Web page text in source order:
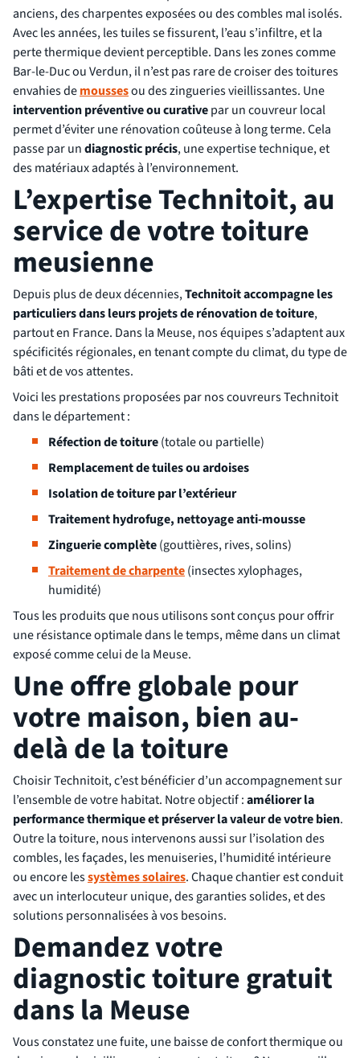
anciens, des charpentes exposées ou des combles mal isolés.
Avec les années, les tuiles se fissurent, l’eau s’infiltre, et la
perte thermique devient perceptible. Dans les zones comme
Bar-le-Duc ou Verdun, il n’est pas rare de croiser des toitures
envahies demoussesou des zingueries vieillissantes. Une
intervention préventive ou curativepar un couvreur local
permet d’éviter une rénovation coûteuse à long terme. Cela
passe par undiagnostic précis, une expertise technique, et
des matériaux adaptés à l’environnement.
L’expertise Technitoit, au
service de votre toiture
meusienne
Depuis plus de deux décennies,Technitoit accompagne les
particuliers dans leurs projets de rénovation de toiture,
partout en France. Dans la Meuse, nos équipes s’adaptent aux
spécificités régionales, en tenant compte du climat, du type de
bâti et de vos attentes.
Voici les prestations proposées par nos couvreurs Technitoit
dans le département :
Réfection de toiture(totale ou partielle)
Remplacement de tuiles ou ardoises
Isolation de toiture par l’extérieur
Traitement hydrofuge, nettoyage anti-mousse
Zinguerie complète(gouttières, rives, solins)
Traitement de charpente(insectes xylophages,
humidité)
Tous les produits que nous utilisons sont conçus pour offrir
une résistance optimale dans le temps, même dans un climat
exposé comme celui de la Meuse.
Une offre globale pour
votre maison, bien au-
delà de la toiture
Choisir Technitoit, c’est bénéficier d’un accompagnement sur
l’ensemble de votre habitat. Notre objectif :améliorer la
performance thermique et préserver la valeur de votre bien.
Outre la toiture, nous intervenons aussi sur l’isolation des
combles, les façades, les menuiseries, l’humidité intérieure
ou encore lessystèmes solaires. Chaque chantier est conduit
avec un interlocuteur unique, des garanties solides, et des
solutions personnalisées à vos besoins.
Demandez votre
diagnostic toiture gratuit
dans la Meuse
Vous constatez une fuite, une baisse de confort thermique ou